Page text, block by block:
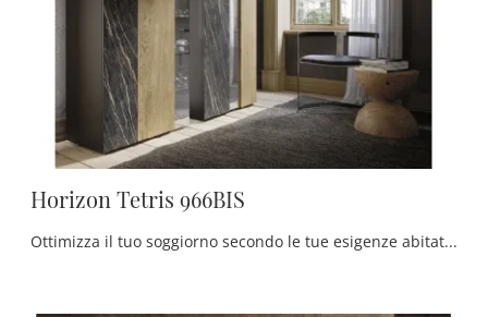
Horizon Tetris 966BIS
Ottimizza il tuo soggiorno secondo le tue esigenze abitative: scopri in negozio un ricco catalogo di mobili soggiorno, anche in legno come il modello ...